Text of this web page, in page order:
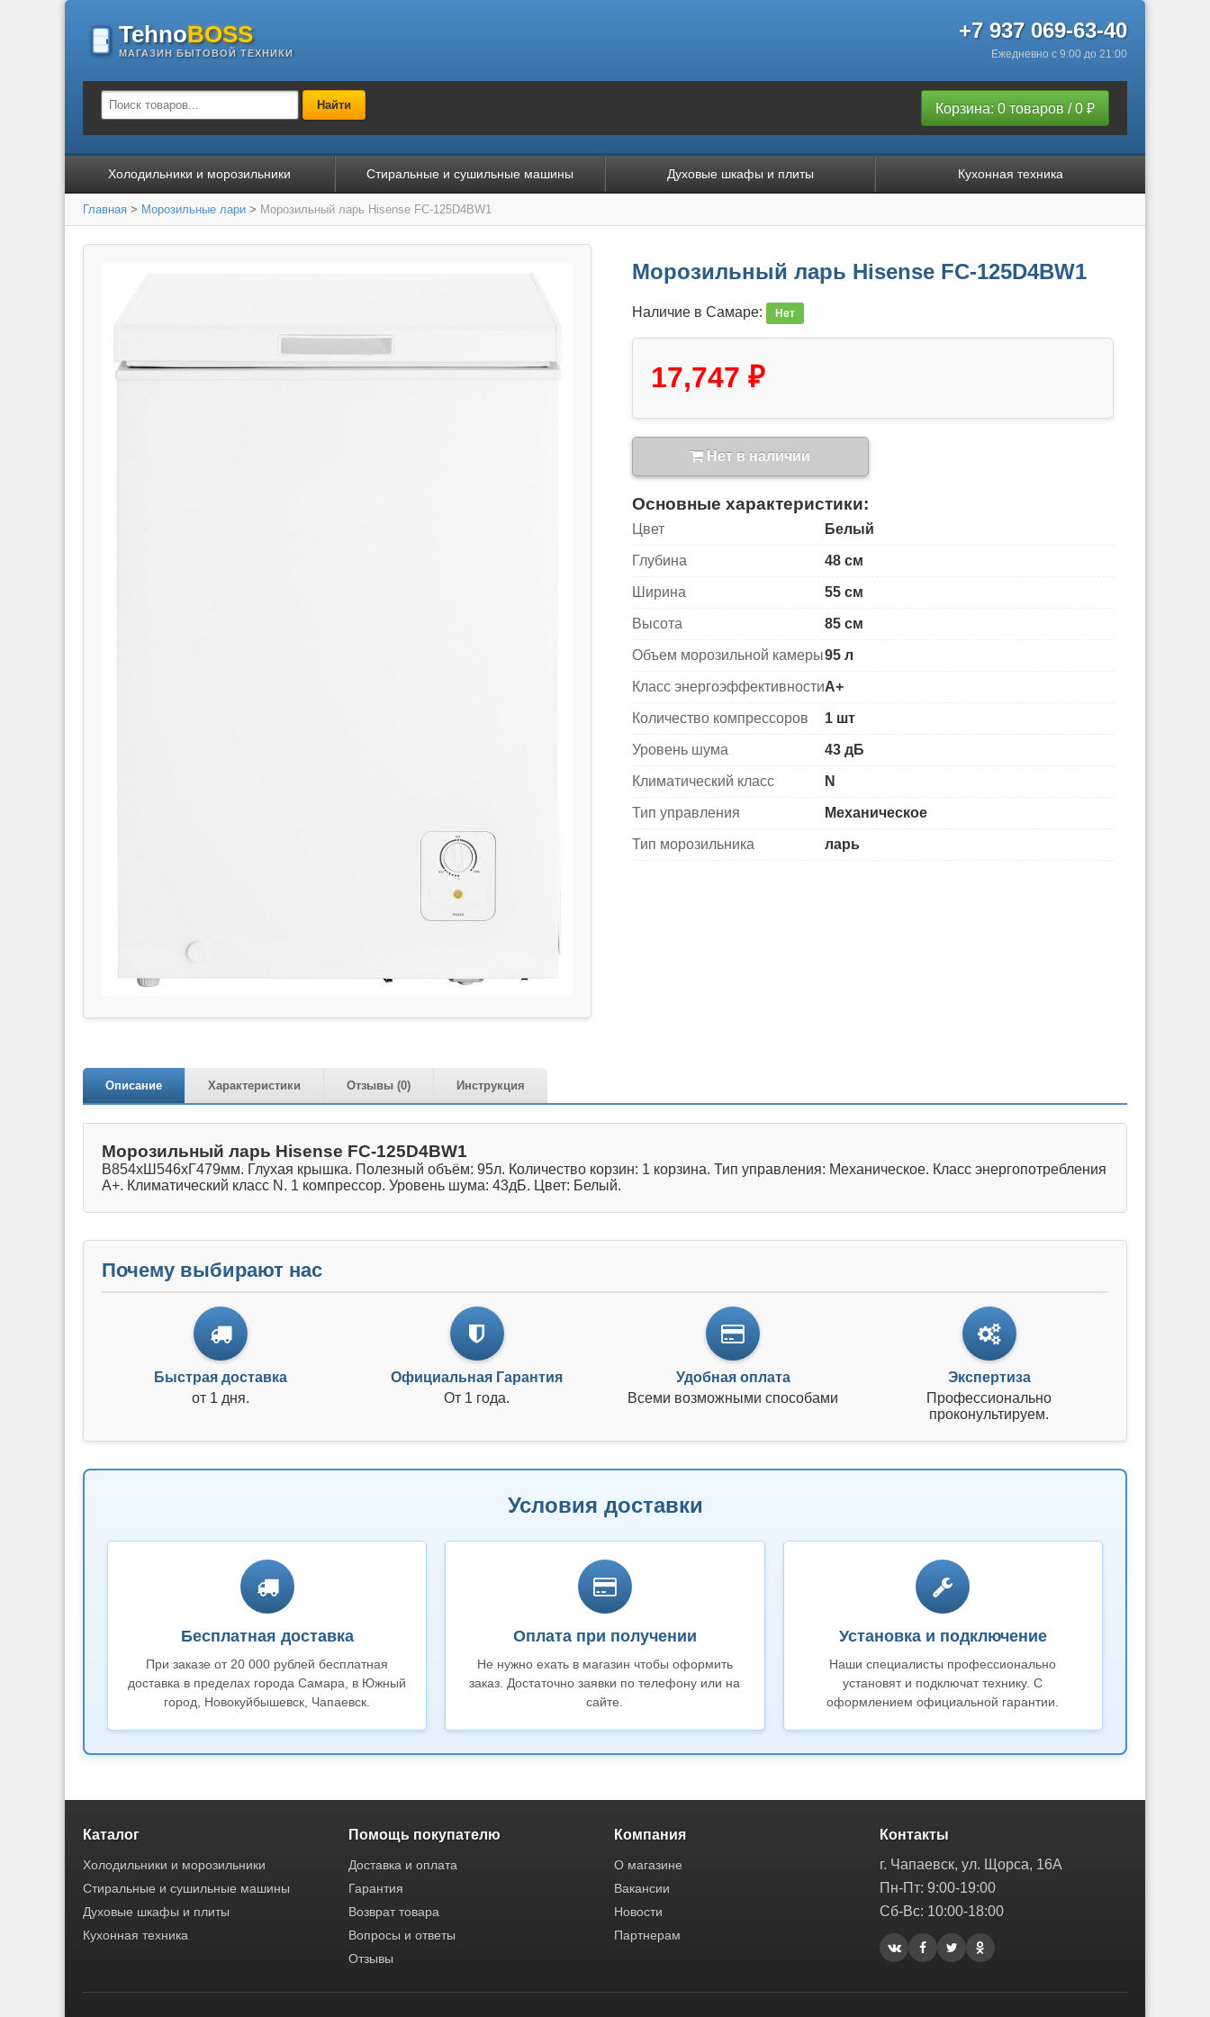
TehnoBOSS
МАГАЗИН БЫТОВОЙ ТЕХНИКИ
+7 937 069-63-40
Ежедневно с 9:00 до 21:00
Найти Корзина: 0 товаров / 0 ₽
Холодильники и морозильники Стиральные и сушильные машины Духовые шкафы и плиты Кухонная техника
Главная > Морозильные лари > Морозильный ларь Hisense FC-125D4BW1
Морозильный ларь Hisense FC-125D4BW1
Наличие в Самаре: Нет
17,747 ₽
Нет в наличии
Основные характеристики:
Цвет Белый
Глубина 48 см
Ширина 55 см
Высота 85 см
Объем морозильной камеры95 л
Класс энергоэффективностиA+
Количество компрессоров 1 шт
Уровень шума 43 дБ
Климатический класс N
Тип управления Механическое
Тип морозильника ларь
Описание Характеристики Отзывы (0) Инструкция
Морозильный ларь Hisense FC-125D4BW1
В854xШ546xГ479мм. Глухая крышка. Полезный объём: 95л. Количество корзин: 1 корзина. Тип управления: Механическое. Класс энергопотребления
A+. Климатический класс N. 1 компрессор. Уровень шума: 43дБ. Цвет: Белый.
Почему выбирают нас
Быстрая доставка
от 1 дня.
Официальная Гарантия
От 1 года.
Удобная оплата
Всеми возможными способами
Экспертиза
Профессионально
проконультируем.
Условия доставки
Бесплатная доставка
При заказе от 20 000 рублей бесплатная
доставка в пределах города Самара, в Южный
город, Новокуйбышевск, Чапаевск.
Оплата при получении
Не нужно ехать в магазин чтобы оформить
заказ. Достаточно заявки по телефону или на
сайте.
Установка и подключение
Наши специалисты профессионально
установят и подключат технику. С
оформлением официальной гарантии.
Каталог
Холодильники и морозильники
Стиральные и сушильные машины
Духовые шкафы и плиты
Кухонная техника
Помощь покупателю
Доставка и оплата
Гарантия
Возврат товара
Вопросы и ответы
Отзывы
Компания
О магазине
Вакансии
Новости
Партнерам
Контакты
г. Чапаевск, ул. Щорса, 16А
Пн-Пт: 9:00-19:00
Сб-Вс: 10:00-18:00